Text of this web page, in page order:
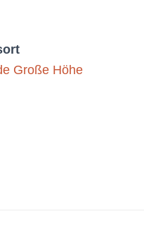
Große Höhe